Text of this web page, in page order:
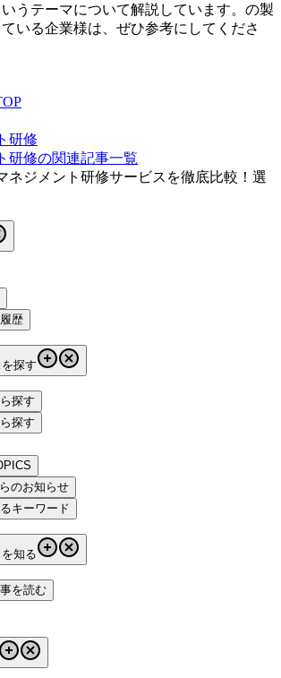
いうテーマについて解説しています。 の製
いる企業様は、ぜひ参考にしてくださ
研修
研修の関連記事一覧
ネジメント研修サービスを徹底比較！選
歴
探す
探す
探す
のお知らせ
キーワード
知る
を読む